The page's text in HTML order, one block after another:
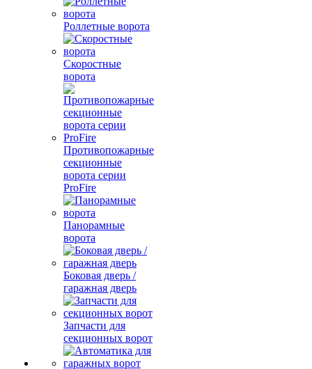
Роллетные ворота
Скоростные
ворота
Противопожарные
секционные
ворота серии
ProFire
Панорамные
ворота
Боковая дверь /
гаражная дверь
Запчасти для
секционных ворот